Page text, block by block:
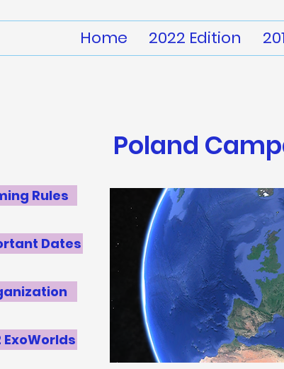
Home 2022 Edition
Rules
Dates
ExoWorlds
Poland